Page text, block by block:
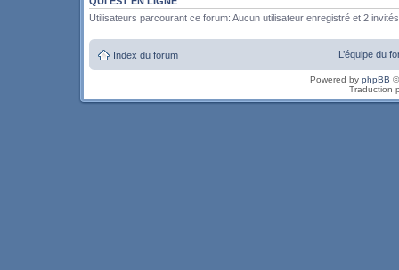
Utilisateurs parcourant ce forum: Aucun utilisateur enregistré et 2 invités
Index du forum L’équipe du
Powered by phpBB
Traduction